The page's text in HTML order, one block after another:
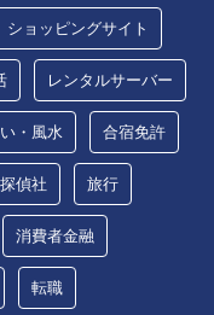
ショッピングサイト
レンタルサーバー
・風水 合宿免許
探偵社 旅行
消費者金融
転職